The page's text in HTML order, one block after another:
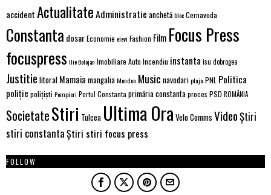
accidentActualitateAdministratie anchetăblocCernavoda
Constanta dosarEconomie elevi Fashion Film Focus Press
focuspress Ilie Bolojan Imobiliare Auto Incendiu instanta isu dobrogea
Justitie litoral Mamaia mangalia Monden Music navodariplaja PNL Politica
poliție polițiști Pompieri Portul Constanta primăria constantaproces PSD ROMÂNIA
SocietateStiri Tulcea Ultima Ora Velo Comms VideoȘtiri
stiri constantaȘtiri stiri focus press
FOLLOW